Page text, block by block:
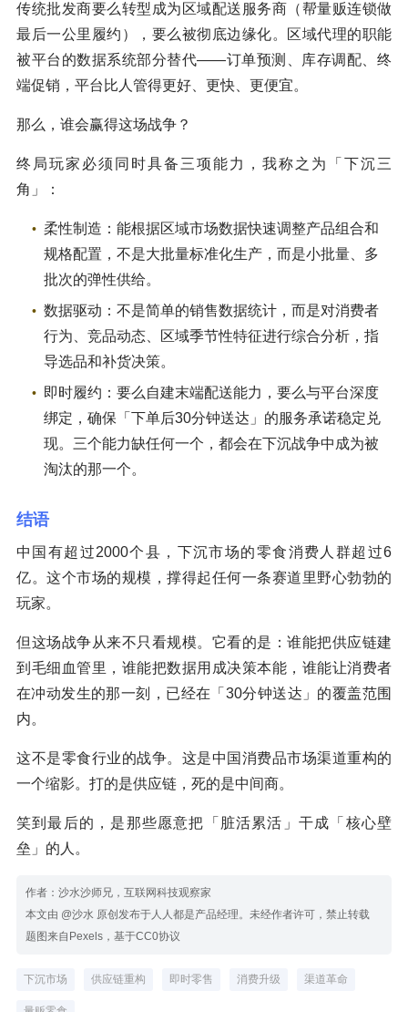
传统批发商要么转型成为区域配送服务商（帮量贩连锁做
最后一公里履约），要么被彻底边缘化。区域代理的职能
被平台的数据系统部分替代——订单预测、库存调配、终
端促销，平台比人管得更好、更快、更便宜。
那么，谁会赢得这场战争？
终局玩家必须同时具备三项能力，我称之为「下沉三
角」：
柔性制造：能根据区域市场数据快速调整产品组合和
规格配置，不是大批量标准化生产，而是小批量、多
批次的弹性供给。
数据驱动：不是简单的销售数据统计，而是对消费者
行为、竞品动态、区域季节性特征进行综合分析，指
导选品和补货决策。
即时履约：要么自建末端配送能力，要么与平台深度
绑定，确保「下单后30分钟送达」的服务承诺稳定兑
现。三个能力缺任何一个，都会在下沉战争中成为被
淘汰的那一个。
结语
中国有超过2000个县，下沉市场的零食消费人群超过6
亿。这个市场的规模，撑得起任何一条赛道里野心勃勃的
玩家。
但这场战争从来不只看规模。它看的是：谁能把供应链建
到毛细血管里，谁能把数据用成决策本能，谁能让消费者
在冲动发生的那一刻，已经在「30分钟送达」的覆盖范围
内。
这不是零食行业的战争。这是中国消费品市场渠道重构的
一个缩影。打的是供应链，死的是中间商。
笑到最后的，是那些愿意把「脏活累活」干成「核心壁
垒」的人。
作者：沙水沙师兄，互联网科技观察家
本文由 @沙水 原创发布于人人都是产品经理。未经作者许可，禁止转载
题图来自Pexels，基于CC0协议
下沉市场 供应链重构 即时零售 消费升级 渠道革命